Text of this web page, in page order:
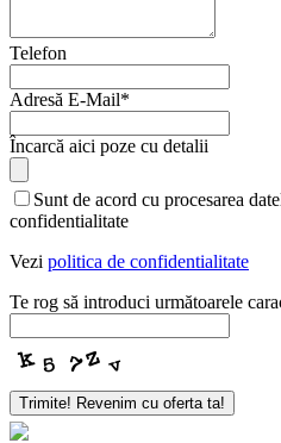
Telefon
Adresă E-Mail*
Încarcă aici poze cu detalii
Sunt de acord cu procesarea
confidentialitate
Vezi politica de confidentialitate
Te rog să introduci următoarele
Trimite! Revenim cu oferta ta!
Phone